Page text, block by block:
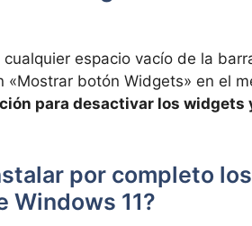
espacio⁣ vacío de la
«Mostrar botón Widgets» en el
​para⁤ desactivar los widgets
por completo⁤
Windows‍ 11?